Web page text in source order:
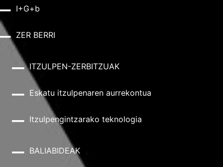
I+G+b
ZER BERRI
ITZULPEN-ZERBITZUAK
Eskatu itzulpenaren aurrekontua
Itzulpengintzarako teknologia
BALIABIDEAK